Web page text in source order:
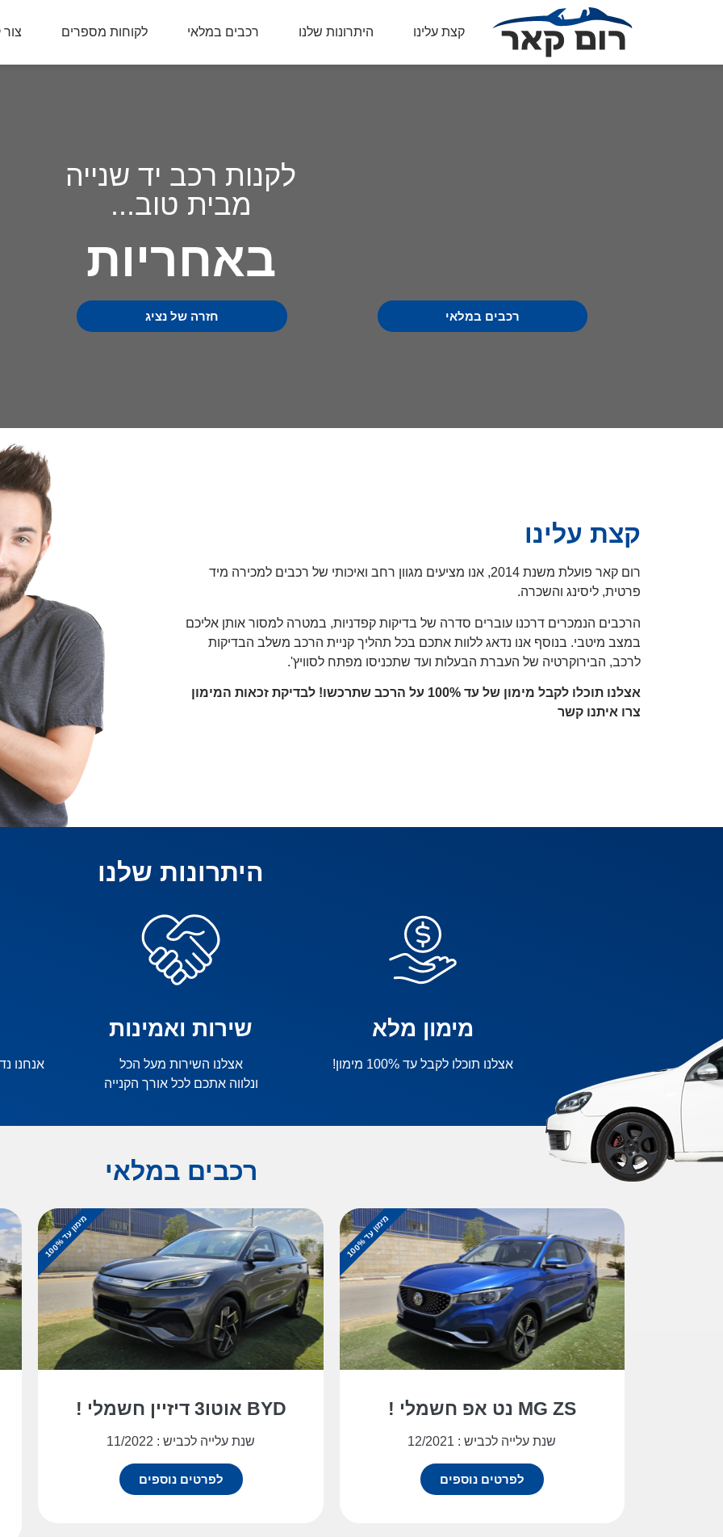
קצת עלינו היתרונות שלנו רכבים במלאי לקוחות מספרים
לקנות רכב יד שנייה
מבית טוב...
באחריות
רכבים במלאי חזרה של נציג
קצת עלינו
רום קאר פועלת משנת 2014, אנו מציעים מגוון רחב ואיכותי של רכבים למכירה מיד
פרטית, ליסינג והשכרה.
הרכבים הנמכרים דרכנו עוברים סדרה של בדיקות קפדניות, במטרה למסור אותן אליכם
במצב מיטבי. בנוסף אנו נדאג ללוות אתכם בכל תהליך קניית הרכב משלב הבדיקות
לרכב, הבירוקרטיה של העברת הבעלות ועד שתכניסו מפתח לסוויץ'.
אצלנו תוכלו לקבל מימון של עד 100% על הרכב שתרכשו! לבדיקת זכאות המימון
צרו איתנו קשר
היתרונות שלנו
מימון מלא
אצלנו תוכלו לקבל עד 100% מימון!
שירות ואמינות
אצלנו השירות מעל הכל
ונלווה אתכם לכל אורך הקנייה
אנחנו
רכבים במלאי
MG ZS נט אפ חשמלי !
שנת עלייה לכביש : 12/2021
לפרטים נוספים
מ
י
מ
ו
ן
ע
ד
1
0
0
%
BYD אוטו3 דיזיין חשמלי !
שנת עלייה לכביש : 11/2022
לפרטים נוספים
מ
י
מ
ו
ן
ע
ד
1
0
0
%